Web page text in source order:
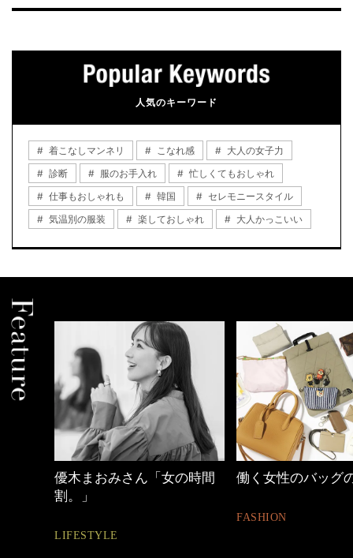
人気のキーワード
着こなしマンネリ こなれ感
大人の女子力
診断
服のお手入れ
忙しくてもおしゃれ
仕事もおしゃれも
韓国
セレモニースタイル
気温別の服装
楽しておしゃれ 大人かっこいい
働く女性のバッグの中身 40代の小顔メイク
BEAUTY